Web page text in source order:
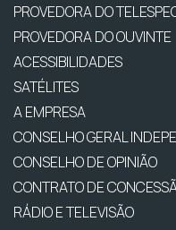
PROVEDORA DO
PROVEDORA DO OUVINTE
ACESSIBILIDADES
SATÉLITES
A EMPRESA
CONSELHO GERAL
CONSELHO DE OPINIÃO
CONTRATO DE
RÁDIO E TELEVISÃO